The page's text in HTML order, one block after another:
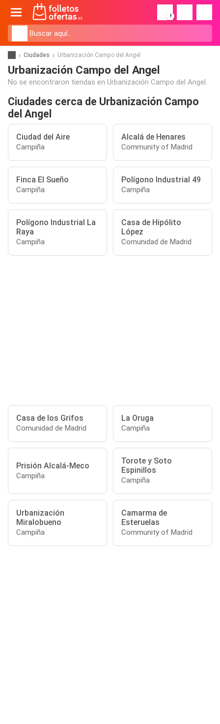
!
Ciudades Urbanización Campo del Angel
Urbanización Campo del Angel
No se encontraron tiendas en Urbanización Campo del Angel.
Ciudades cerca de Urbanización Campo
del Angel
Ciudad del Aire
Campiña
Alcalá de Henares
Community of Madrid
Finca El Sueño
Campiña
Polígono Industrial 49
Campiña
Polígono Industrial La
Raya
Campiña
Casa de Hipólito
López
Comunidad de Madrid
Casa de los Grifos
Comunidad de Madrid
La Oruga
Campiña
Prisión Alcalá-Meco
Campiña
Torote y Soto
Espinillos
Campiña
Urbanización
Miralobueno
Campiña
Camarma de
Esteruelas
Community of Madrid